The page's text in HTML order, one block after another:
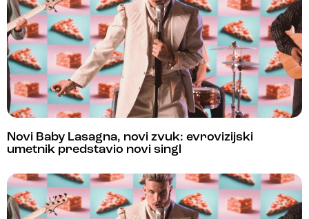
Novi Baby Lasagna, novi zvuk: evrovizijski
umetnik predstavio novi singl